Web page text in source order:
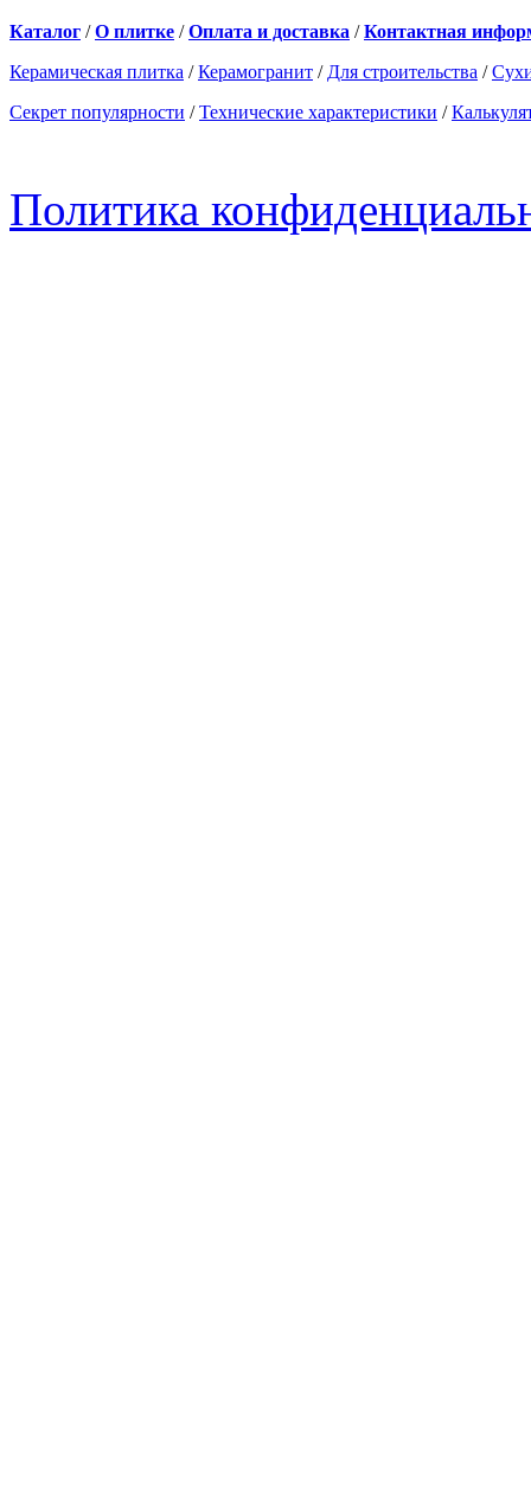
Каталог /О плитке /Оплата и доставка /Контактная
Керамическая плитка /Керамогранит / Для строительства /
Секрет популярности /Технические характеристики /
Политика